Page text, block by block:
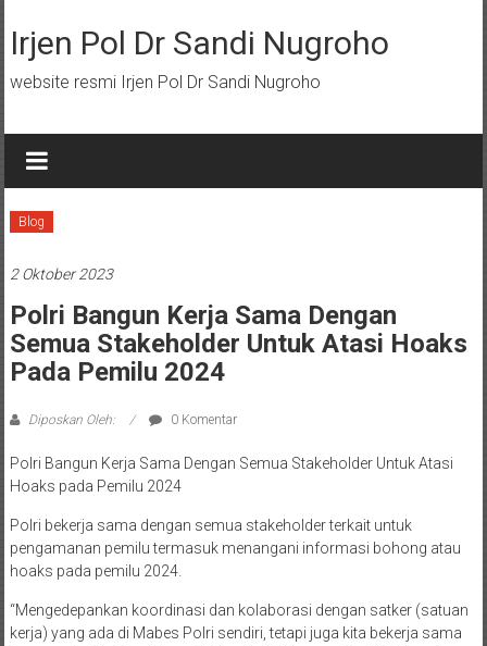
ke
konten
Irjen Pol Dr Sandi Nugroho
website resmi Irjen Pol Dr Sandi Nugroho
Blog
2 Oktober 2023
Polri Bangun Kerja Sama Dengan
Semua Stakeholder Untuk Atasi Hoaks
Pada Pemilu 2024
Diposkan Oleh: 0 Komentar
Polri Bangun Kerja Sama Dengan Semua Stakeholder Untuk Atasi
Hoaks pada Pemilu 2024
Polri bekerja sama dengan semua stakeholder terkait untuk
pengamanan pemilu termasuk menangani informasi bohong atau
hoaks pada pemilu 2024.
“Mengedepankan koordinasi dan kolaborasi dengan satker (satuan
kerja) yang ada di Mabes Polri sendiri, tetapi juga kita bekerja sama